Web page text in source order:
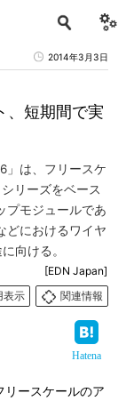
2014年3月3日
、短期間で実
」は、フリースケ
リーズをベース
プモジュールであ
どにおけるワイヤ
向ける。
[EDN Japan]
表示
関連情報
Hatena
ースケールのア